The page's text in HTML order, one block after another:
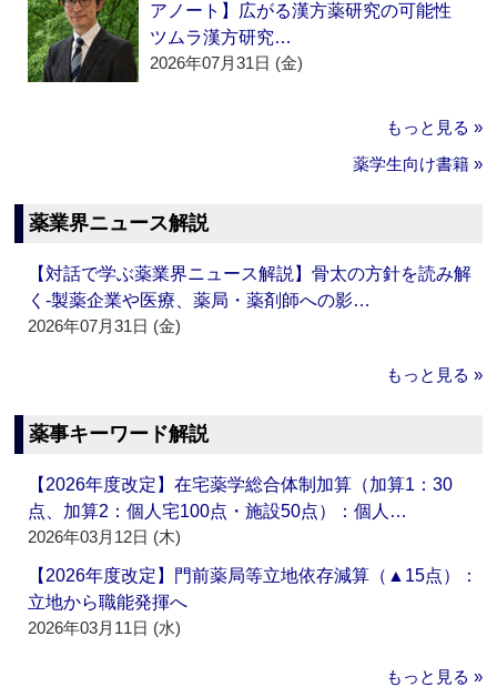
アノート】広がる漢方薬研究の可能性
ツムラ漢方研究…
2026年07月31日 (金)
もっと見る »
薬学生向け書籍 »
薬業界ニュース解説
【対話で学ぶ薬業界ニュース解説】骨太の方針を読み解
く‐製薬企業や医療、薬局・薬剤師への影…
2026年07月31日 (金)
もっと見る »
薬事キーワード解説
【2026年度改定】在宅薬学総合体制加算（加算1：30
点、加算2：個人宅100点・施設50点）：個人…
2026年03月12日 (木)
【2026年度改定】門前薬局等立地依存減算（▲15点）：
立地から職能発揮へ
2026年03月11日 (水)
もっと見る »